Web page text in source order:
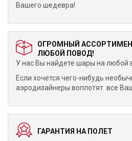
Вашего шедевра!
ОГРОМНЫЙ
ЛЮБОЙ ПОВОД!
У нас Вы найдете шары на любой
Если хочется чего-нибудь
аэродизайнеры воплотят все
ГАРАНТИЯ НА ПОЛЕТ